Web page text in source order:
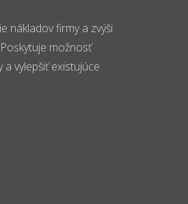
nákladov firmy a zvýši
možnosť
vylepšiť existujúce